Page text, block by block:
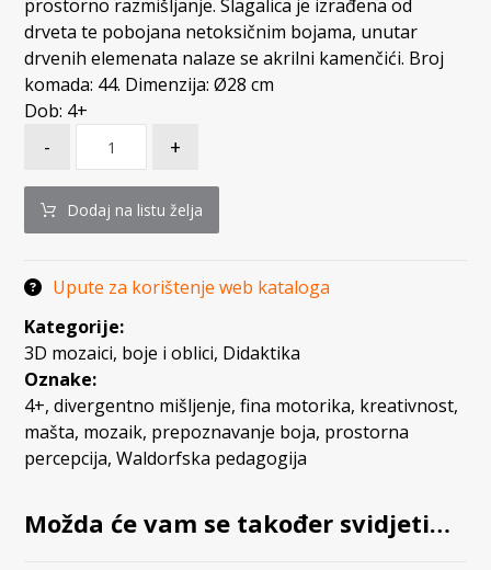
prostorno razmišljanje. Slagalica je izrađena od
drveta te pobojana netoksičnim bojama, unutar
drvenih elemenata nalaze se akrilni kamenčići. Broj
komada: 44. Dimenzija: Ø28 cm
Dob: 4+
- +
Dodaj na listu želja
Upute za korištenje web kataloga
Kategorije:
3D mozaici, boje i oblici, Didaktika
Oznake:
4+,divergentno mišljenje,fina motorika, kreativnost,
mašta, mozaik, prepoznavanje boja, prostorna
percepcija,Waldorfska pedagogija
Možda će vam se također svidjeti…